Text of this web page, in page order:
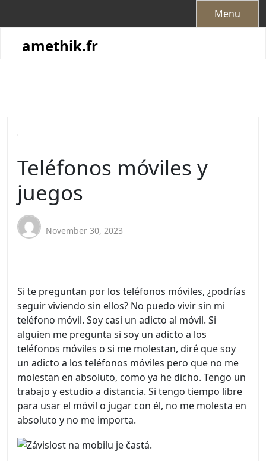
Menu
amethik.fr
Teléfonos móviles y
juegos
November 30, 2023
Si te preguntan por los teléfonos móviles, ¿podrías
seguir viviendo sin ellos? No puedo vivir sin mi
teléfono móvil. Soy casi un adicto al móvil. Si
alguien me pregunta si soy un adicto a los
teléfonos móviles o si me molestan, diré que soy
un adicto a los teléfonos móviles pero que no me
molestan en absoluto, como ya he dicho. Tengo un
trabajo y estudio a distancia. Si tengo tiempo libre
para usar el móvil o jugar con él, no me molesta en
absoluto y no me importa.